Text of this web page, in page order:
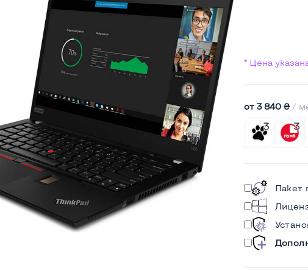
* Цена
от 3 840 ₴/
Пакет